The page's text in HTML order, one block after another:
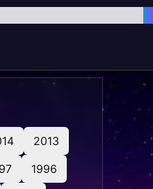
2013
1996